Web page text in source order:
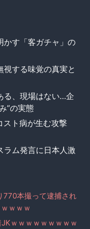
かす「客ガチャ」の
視する味覚の真実と
る、現場はない…企
”の実態
スト病が生む攻撃
ラム発言に日本人激
770本撮って逮捕され
ｗｗｗ
ｗｗｗｗｗｗｗｗｗ